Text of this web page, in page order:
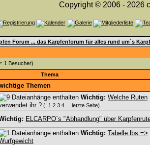
Copyright © 2006 - 2026
Forum ... das Karpfenforum für alles rund um`s
1 Besucher)
Thema
Themen
Wichtig: Welche Ruten
ihr ? ( 1 2 3 4 letzte Seite)
ELCARPO`s "Abhandlung" über
Wichtig: Tabelle lbs =>